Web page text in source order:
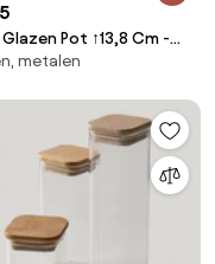
Glazen Pot ↑13,8 Cm -
metalen